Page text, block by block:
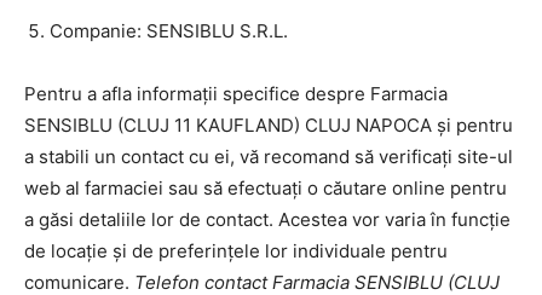
Companie: SENSIBLU S.R.L.
Pentru a afla informații specifice despre Farmacia
SENSIBLU (CLUJ 11 KAUFLAND) CLUJ NAPOCA și pentru
a stabili un contact cu ei, vă recomand să verificați site-ul
web al farmaciei sau să efectuați o căutare online pentru
a găsi detaliile lor de contact. Acestea vor varia în funcție
de locație și de preferințele lor individuale pentru
comunicare. Telefon contact Farmacia SENSIBLU (CLUJ